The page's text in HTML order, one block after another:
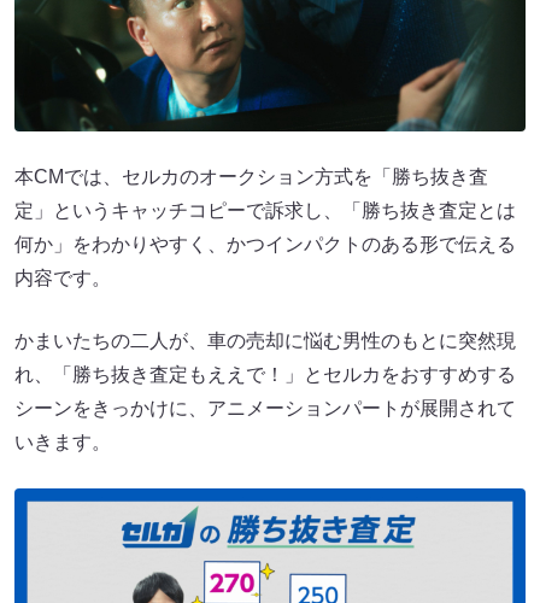
本CMでは、セルカのオークション方式を「勝ち抜き査
定」というキャッチコピーで訴求し、「勝ち抜き査定とは
何か」をわかりやすく、かつインパクトのある形で伝える
内容です。
かまいたちの二人が、車の売却に悩む男性のもとに突然現
れ、「勝ち抜き査定もええで！」とセルカをおすすめする
シーンをきっかけに、アニメーションパートが展開されて
いきます。